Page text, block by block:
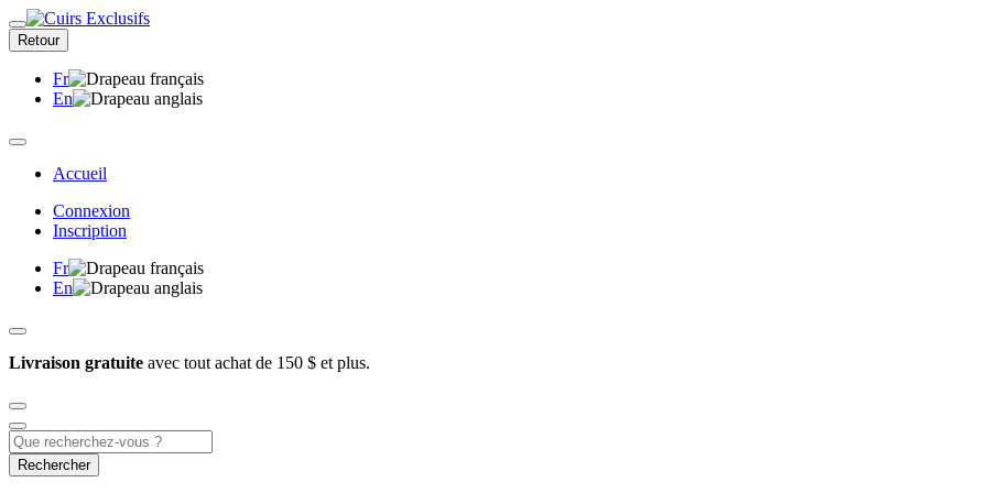
Retour
Fr
En
Accueil
Connexion
Inscription
Fr
En
Livraison gratuite avec tout achat de 150 $ et plus.
Rechercher